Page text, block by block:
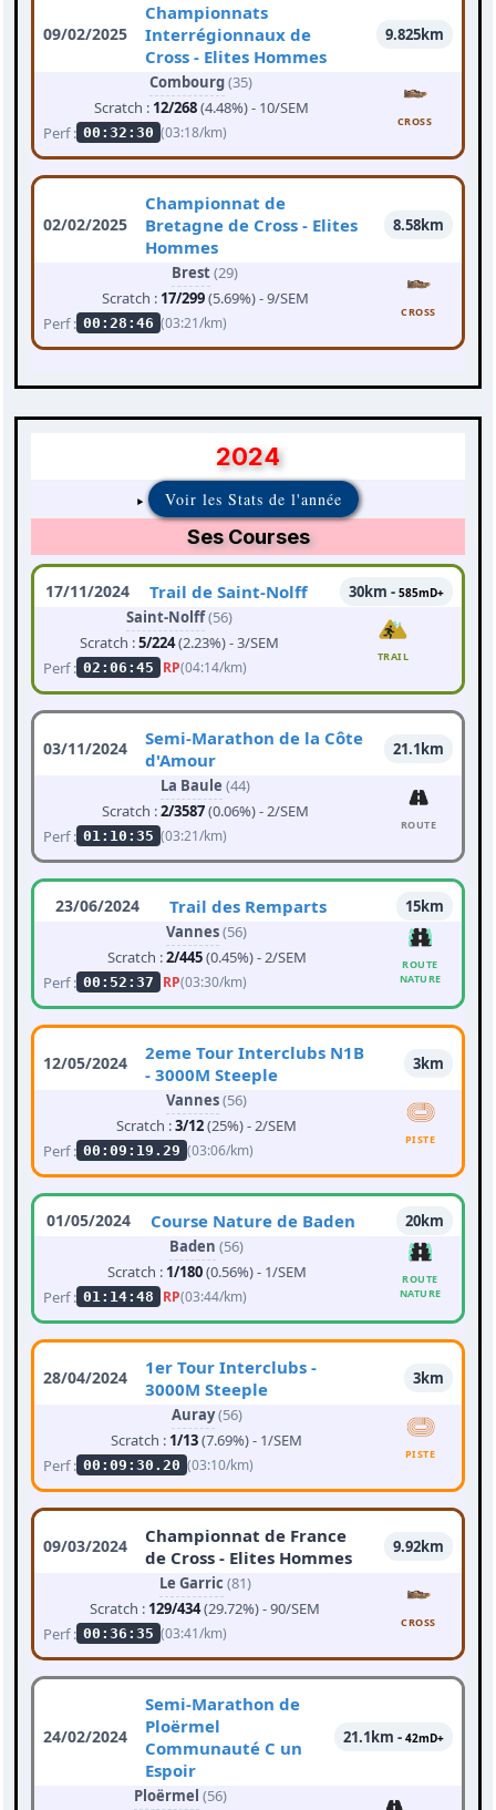
09/02/2025
Championnats
Interrégionnaux de
Cross - Elites Hommes
9.825km
Combourg(35)
Scratch : 12/268(4.48%) - 10/SEM
Perf : 00:32:30 (03:18/km)
CROSS
02/02/2025
Championnat de
Bretagne de Cross - Elites
Hommes
8.58km
Brest(29)
Scratch : 17/299(5.69%) - 9/SEM
Perf : 00:28:46 (03:21/km)
CROSS
2024
Voir les Stats de l'année
Ses Courses
17/11/2024 Trail de Saint-Nolff 30km - 585mD+
Saint-Nolff(56)
Scratch :5/224(2.23%) - 3/SEM
Perf : 02:06:45 RP(04:14/km)
TRAIL
03/11/2024
Semi-Marathon de la Côte
d'Amour
21.1km
La Baule (44)
Scratch :2/3587(0.06%) - 2/SEM
Perf : 01:10:35 (03:21/km)
ROUTE
23/06/2024 Trail des Remparts
15km
Vannes(56)
Scratch :2/445(0.45%) - 2/SEM
Perf : 00:52:37 RP(03:30/km)
ROUTE
NATURE
12/05/2024
2eme Tour Interclubs N1B
- 3000M Steeple
3km
Vannes(56)
Scratch :3/12(25%) - 2/SEM
Perf : 00:09:19.29 (03:06/km)
PISTE
01/05/2024 Course Nature de Baden
20km
Baden (56)
Scratch : 1/180(0.56%) - 1/SEM
Perf : 01:14:48 RP(03:44/km)
ROUTE
NATURE
28/04/2024
1er Tour Interclubs -
3000M Steeple
3km
Auray(56)
Scratch : 1/13(7.69%) - 1/SEM
Perf : 00:09:30.20 (03:10/km)
PISTE
09/03/2024
Championnat de France
de Cross - Elites Hommes
9.92km
Le Garric (81)
Scratch : 129/434(29.72%) - 90/SEM
Perf : 00:36:35 (03:41/km)
CROSS
24/02/2024
Semi-Marathon de
Ploërmel
Communauté C un
Espoir
21.1km - 42mD+
Ploërmel (56)